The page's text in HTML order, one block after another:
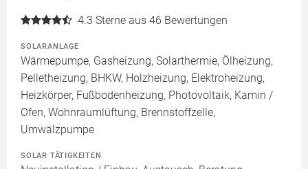
4.3 Sterne aus 46 Bewertungen
SOLARANLAGE
Wärmepumpe, Gasheizung, Solarthermie, Ölheizung,
Pelletheizung, BHKW, Holzheizung, Elektroheizung,
Heizkörper, Fußbodenheizung, Photovoltaik, Kamin /
Ofen, Wohnraumlüftung, Brennstoffzelle,
Umwälzpumpe
SOLAR TÄTIGKEITEN